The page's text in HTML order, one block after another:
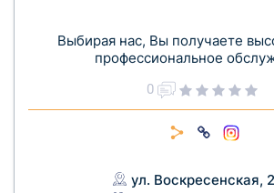
Выбирая нас, Вы получаете
профессиональное
0
ул. Воскресенская,